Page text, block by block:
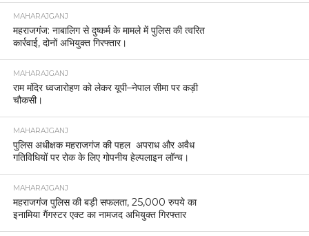
MAHARAJGANJ
महराजगंज: नाबालिग से दुष्कर्म के मामले में पुलिस की त्वरित
कार्रवाई, दोनों अभियुक्त गिरफ्तार।
MAHARAJGANJ
राम मंदिर ध्वजारोहण को लेकर यूपी–नेपाल सीमा पर कड़ी
चौकसी।
MAHARAJGANJ
पुलिस अधीक्षक महराजगंज की पहल अपराध और अवैध
गतिविधियों पर रोक के लिए गोपनीय हेल्पलाइन लॉन्च।
MAHARAJGANJ
महराजगंज पुलिस की बड़ी सफलता, 25,000 रुपये का
इनामिया गैंगस्टर एक्ट का नामजद अभियुक्त गिरफ्तार